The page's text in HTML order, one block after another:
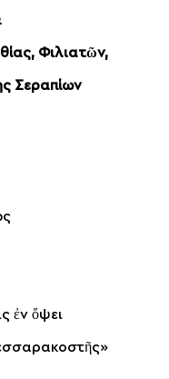
Φιλιατῶν,
Σεραπίων
ἐν ὄ­ψει